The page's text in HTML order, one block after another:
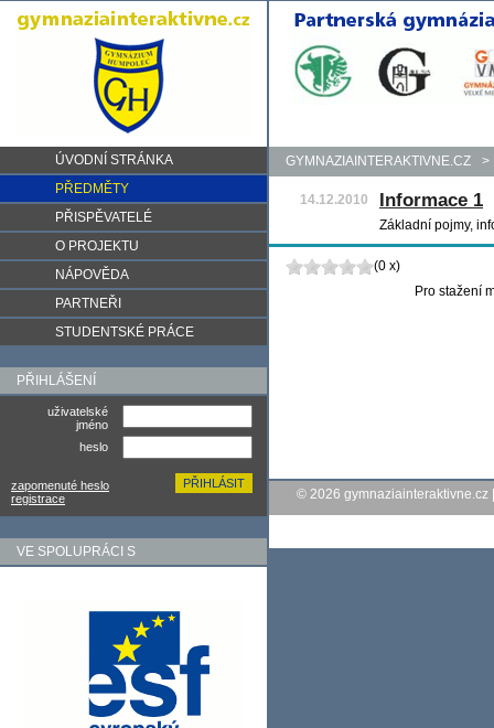
ÚVODNÍ STRÁNKA
PŘEDMĚTY
PŘISPĚVATELÉ
O PROJEKTU
NÁPOVĚDA
PARTNEŘI
STUDENTSKÉ PRÁCE
PŘIHLÁŠENÍ
uživatelské
jméno
heslo
zapomenuté heslo
registrace
VE SPOLUPRÁCI S
GYMNAZIAINTERAKTIVNE.CZ >
14.12.2010 Informace 1
Základní pojmy,
(0 x)
Pro stažení
© 2026 gymnaziainteraktivne.cz